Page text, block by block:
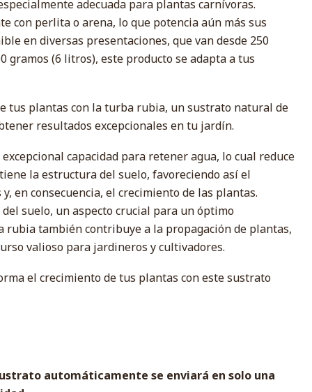
adecuada para plantas carnívoras.
con perlita o arena, lo que potencia aún más sus
en diversas presentaciones, que van desde 250
gramos (6 litros), este producto se adapta a tus
tus plantas con la turba rubia, un sustrato natural de
resultados excepcionales en tu jardín.
capacidad para retener agua, lo cual reduce
la estructura del suelo, favoreciendo así el
en consecuencia, el crecimiento de las plantas.
suelo, un aspecto crucial para un óptimo
rubia también contribuye a la propagación de plantas,
valioso para jardineros y cultivadores.
el crecimiento de tus plantas con este sustrato
automáticamente se enviará en solo una